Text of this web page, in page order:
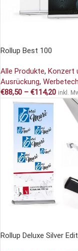
Rollup Best 100
Alle Produkte, Konzert
Ausrückung,
€88,50 – €114,20 inkl.
Rollup Deluxe Silver